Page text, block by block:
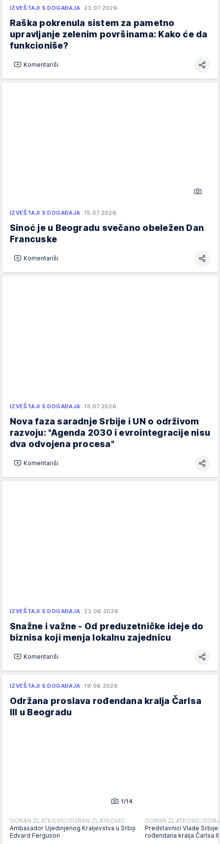
IZVEŠTAJI S DOGAĐAJA 23.07.2026.
Raška pokrenula sistem za pametno
upravljanje zelenim površinama: Kako će da
funkcioniše?
Komentariši
IZVEŠTAJI S DOGAĐAJA 15.07.2026.
Sinoć je u Beogradu svečano obeležen Dan
Francuske
Komentariši
IZVEŠTAJI S DOGAĐAJA 13.07.2026.
Nova faza saradnje Srbije i UN o održivom
razvoju: "Agenda 2030 i evrointegracije nisu
dva odvojena procesa"
Komentariši
IZVEŠTAJI S DOGAĐAJA 22.06.2026.
Snažne i važne - Od preduzetničke ideje do
biznisa koji menja lokalnu zajednicu
Komentariši
IZVEŠTAJI S DOGAĐAJA 19.06.2026.
Održana proslava rođendana kralja Čarlsa
III u Beogradu
1/14
GORAN ZLATKOVIC/GORAN ZLATKOVIC
Ambasador Ujedinjenog Kraljevstva u Srbiji
Edvard Ferguson
GORAN ZLATKOVIC/
Predstavnici Vlade Srbije
rođendana kralja Čarlsa